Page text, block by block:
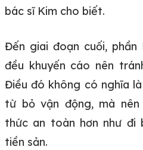
bác sĩ Kim cho biết.
Đến giai đoạn cuối, phần
đều khuyến cáo nên
Điều đó không có nghĩa
từ bỏ vận động, mà nên
thức an toàn hơn như đi
tiền sản.